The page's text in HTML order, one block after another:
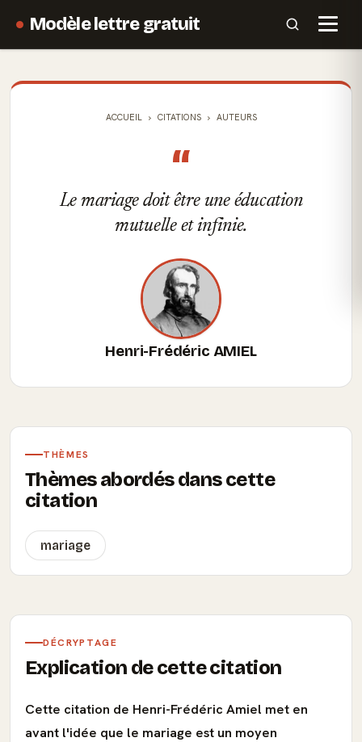
Modèle lettre gratuit
ACCUEIL CITATIONS AUTEURS
“
Le mariage doit être une éducation
mutuelle et infinie.
Henri-Frédéric AMIEL
THÈMES
Thèmes abordés dans cette
citation
mariage
DÉCRYPTAGE
Explication de cette citation
Cette citation de Henri-Frédéric Amiel met en
avant l'idée que le mariage est un moyen